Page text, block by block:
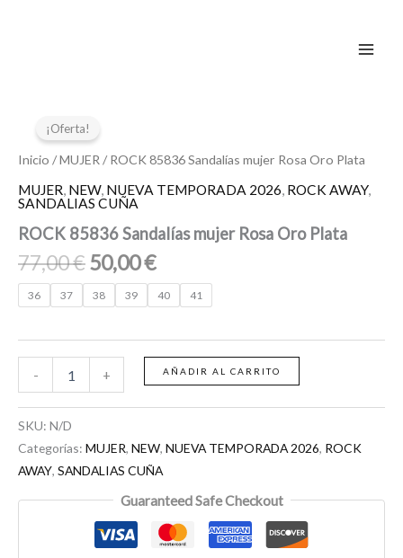
¡Oferta!
Inicio /MUJER / ROCK 85836 Sandalías mujer Rosa Oro Plata
MUJER, NEW, NUEVA TEMPORADA 2026, ROCK AWAY,
SANDALIAS CUÑA
ROCK 85836 Sandalías mujer Rosa Oro Plata
77,00€
original
77,00 €.
50,00€
actual
50,00 €.
36 37 38 39 40 41
-
85836
Sandalías
mujer
Oro
Plata
cantidad
+ AÑADIR AL CARRITO
SKU: N/D
Categorías: MUJER, NEW, NUEVA TEMPORADA 2026, ROCK
AWAY, SANDALIAS CUÑA
Guaranteed Safe Checkout